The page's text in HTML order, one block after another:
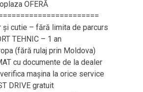
OFERĂ
și cutie – fără limita de parcurs
TEHNIC – 1 an
(fără rulaj prin Moldova)
cu documente de la dealer
mașina la orice service
DRIVE gratuit